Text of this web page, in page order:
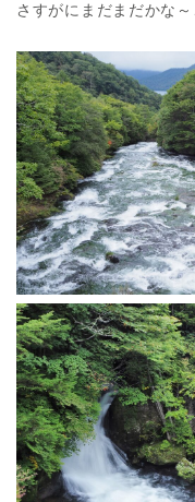
さすがにまだまだかな